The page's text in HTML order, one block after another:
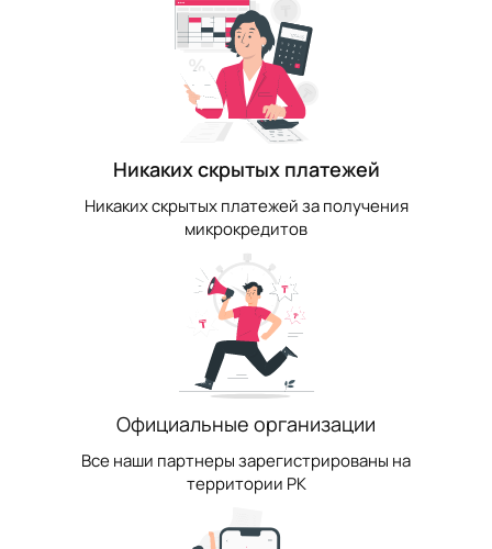
Никаких скрытых платежей
Никаких скрытых платежей за получения
микрокредитов
Официальные организации
Все наши партнеры зарегистрированы на
территории РК